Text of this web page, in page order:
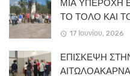
ΜΙΑ ΥΠΕΡΟΧΗ
ΤΟ ΤΟΛΟ ΚΑΙ
17 Ιουνίου, 2026
ΕΠΙΣΚΕΨΗ